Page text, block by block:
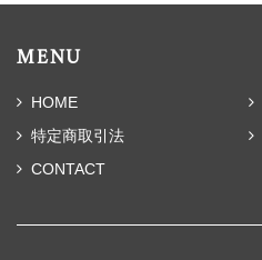
MENU
HOME
特定商取引法
CONTACT